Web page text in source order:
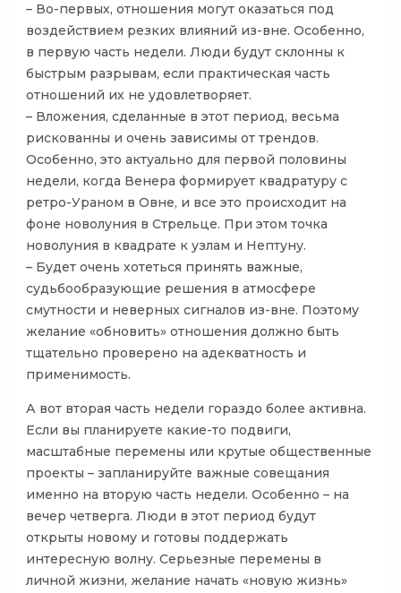
– Во-первых, отношения могут оказаться под
воздействием резких влияний из-вне. Особенно,
в первую часть недели. Люди будут склонны к
быстрым разрывам, если практическая часть
отношений их не удовлетворяет.
– Вложения, сделанные в этот период, весьма
рискованны и очень зависимы от трендов.
Особенно, это актуально для первой половины
недели, когда Венера формирует квадратуру с
ретро-Ураном в Овне, и все это происходит на
фоне новолуния в Стрельце. При этом точка
новолуния в квадрате к узлам и Нептуну.
– Будет очень хотеться принять важные,
судьбообразующие решения в атмосфере
смутности и неверных сигналов из-вне. Поэтому
желание «обновить» отношения должно быть
тщательно проверено на адекватность и
применимость.
А вот вторая часть недели гораздо более активна.
Если вы планируете какие-то подвиги,
масштабные перемены или крутые общественные
проекты – запланируйте важные совещания
именно на вторую часть недели. Особенно – на
вечер четверга. Люди в этот период будут
открыты новому и готовы поддержать
интересную волну. Серьезные перемены в
личной жизни, желание начать «новую жизнь»